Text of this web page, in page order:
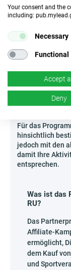
Theater
Ersteller
Film-
halten Sie sich
Praktiken, um
Für das
hinsichtlich
jedoch mit den
damit Ihre
entsprechen.
Was ist das
RU?
Das
Affiliate-
ermöglicht,
dem Kauf
und
Your consent and the
including:
Necessary
Functional
Accept all
Deny